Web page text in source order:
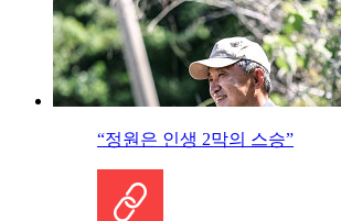
“정원은 인생 2막의 스승”